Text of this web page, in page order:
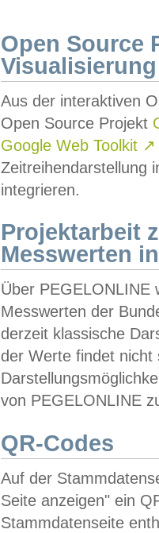
Open Source
Visualisierung
Aus der interaktiven
Open Source Projekt
Google Web Toolkit ↗
Zeitreihendarstellung
integrieren.
Projektarbeit
Messwerten
Über PEGELONLINE
Messwerten der
derzeit klassische
der Werte findet
von PEGELONLINE
QR-Codes
Auf der
Seite anzeigen" ein
Stammdatenseite